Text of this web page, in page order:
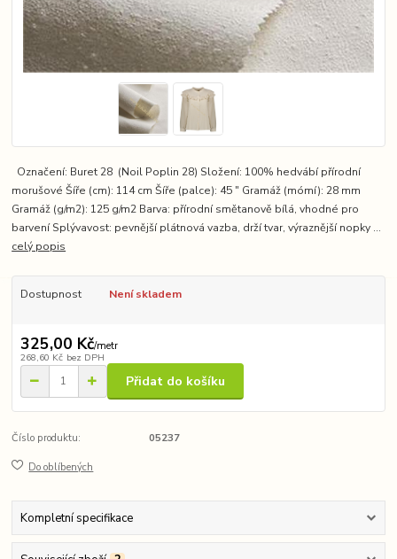
Označení: Buret 28 (Noil Poplin 28) Složení: 100% hedvábí přírodní
morušové Šíře (cm): 114 cm Šíře (palce): 45 ″ Gramáž (mómí): 28 mm
Gramáž (g/m2): 125 g/m2 Barva: přírodní smětanově bílá, vhodné pro
barvení Splývavost: pevnější plátnová vazba, drží tvar, výraznější nopky ...
celý popis
Dostupnost Není skladem
325,00 Kč/metr
268,60 Kč bez DPH
Přidat do košíku
Číslo produktu: 05237
Do oblíbených
Kompletní specifikace